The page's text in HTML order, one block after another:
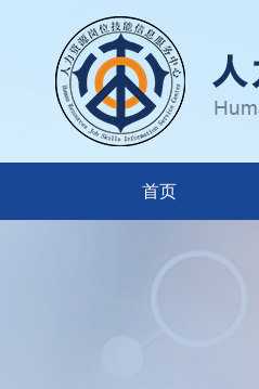
首页